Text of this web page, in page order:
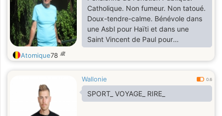
Catholique. Non fumeur. Non tatoué.
Doux-tendre-calme. Bénévole dans
une Asbl pour Haïti et dans une
Saint Vincent de Paul pour
distribution de colis au plus démunis.
Atomique78 歳
Wallonie 0.6
SPORT_ VOYAGE_ RIRE_